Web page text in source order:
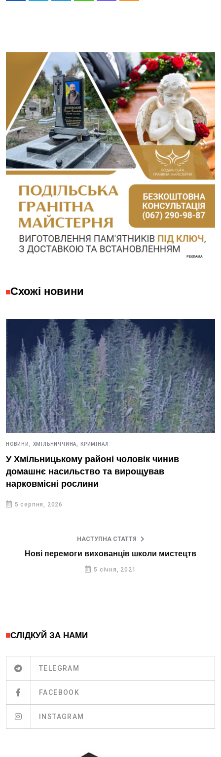
Схожі новини
НОВИНИ, ХМІЛЬНИЧЧИНА, КРИМІНАЛ
У Хмільницькому районі чоловік чинив
домашнє насильство та вирощував
нарковмісні рослини
5 серпня, 2026
НАСТУПНА СТАТТЯ
Нові перемоги вихованців школи мистецтв
5 січня, 2021
СЛІДКУЙ ЗА НАМИ
TELEGRAM
FACEBOOK
INSTAGRAM